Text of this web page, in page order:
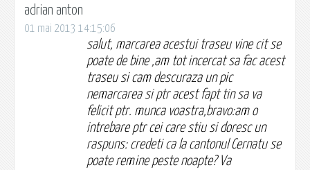
adrian anton
01 mai 2013 14:15:06
salut, marcarea acestui traseu vine cit se
poate de bine ,am tot incercat sa fac acest
traseu si cam descuraza un pic
nemarcarea si ptr acest fapt tin sa va
felicit ptr. munca voastra,bravo:am o
intrebare ptr cei care stiu si doresc un
raspuns: credeti ca la cantonul Cernatu se
poate remine peste noapte? Va